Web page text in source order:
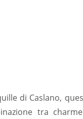
di Caslano,
tra